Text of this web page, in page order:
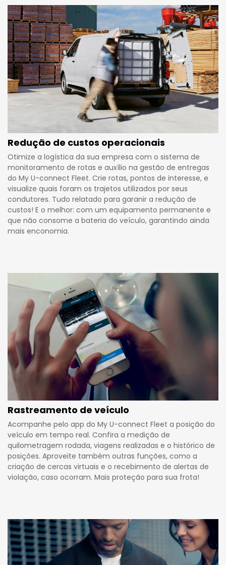
Redução de custos operacionais
Otimize a logística da sua empresa com o sistema de
monitoramento de rotas e auxílio na gestão de entregas
do My U-connect Fleet. Crie rotas, pontos de interesse, e
visualize quais foram os trajetos utilizados por seus
condutores. Tudo relatado para garanir a redução de
custos! E o melhor: com um equipamento permanente e
que não consome a bateria do veículo, garantindo ainda
mais enconomia.
Rastreamento de veículo
Acompanhe pelo app do My U-connect Fleet a posição do
veículo em tempo real. Confira a medição de
quilometragem rodada, viagens realizadas e o histórico de
posições. Aproveite também outras funções, como a
criação de cercas virtuais e o recebimento de alertas de
violação, caso ocorram. Mais proteção para sua frota!